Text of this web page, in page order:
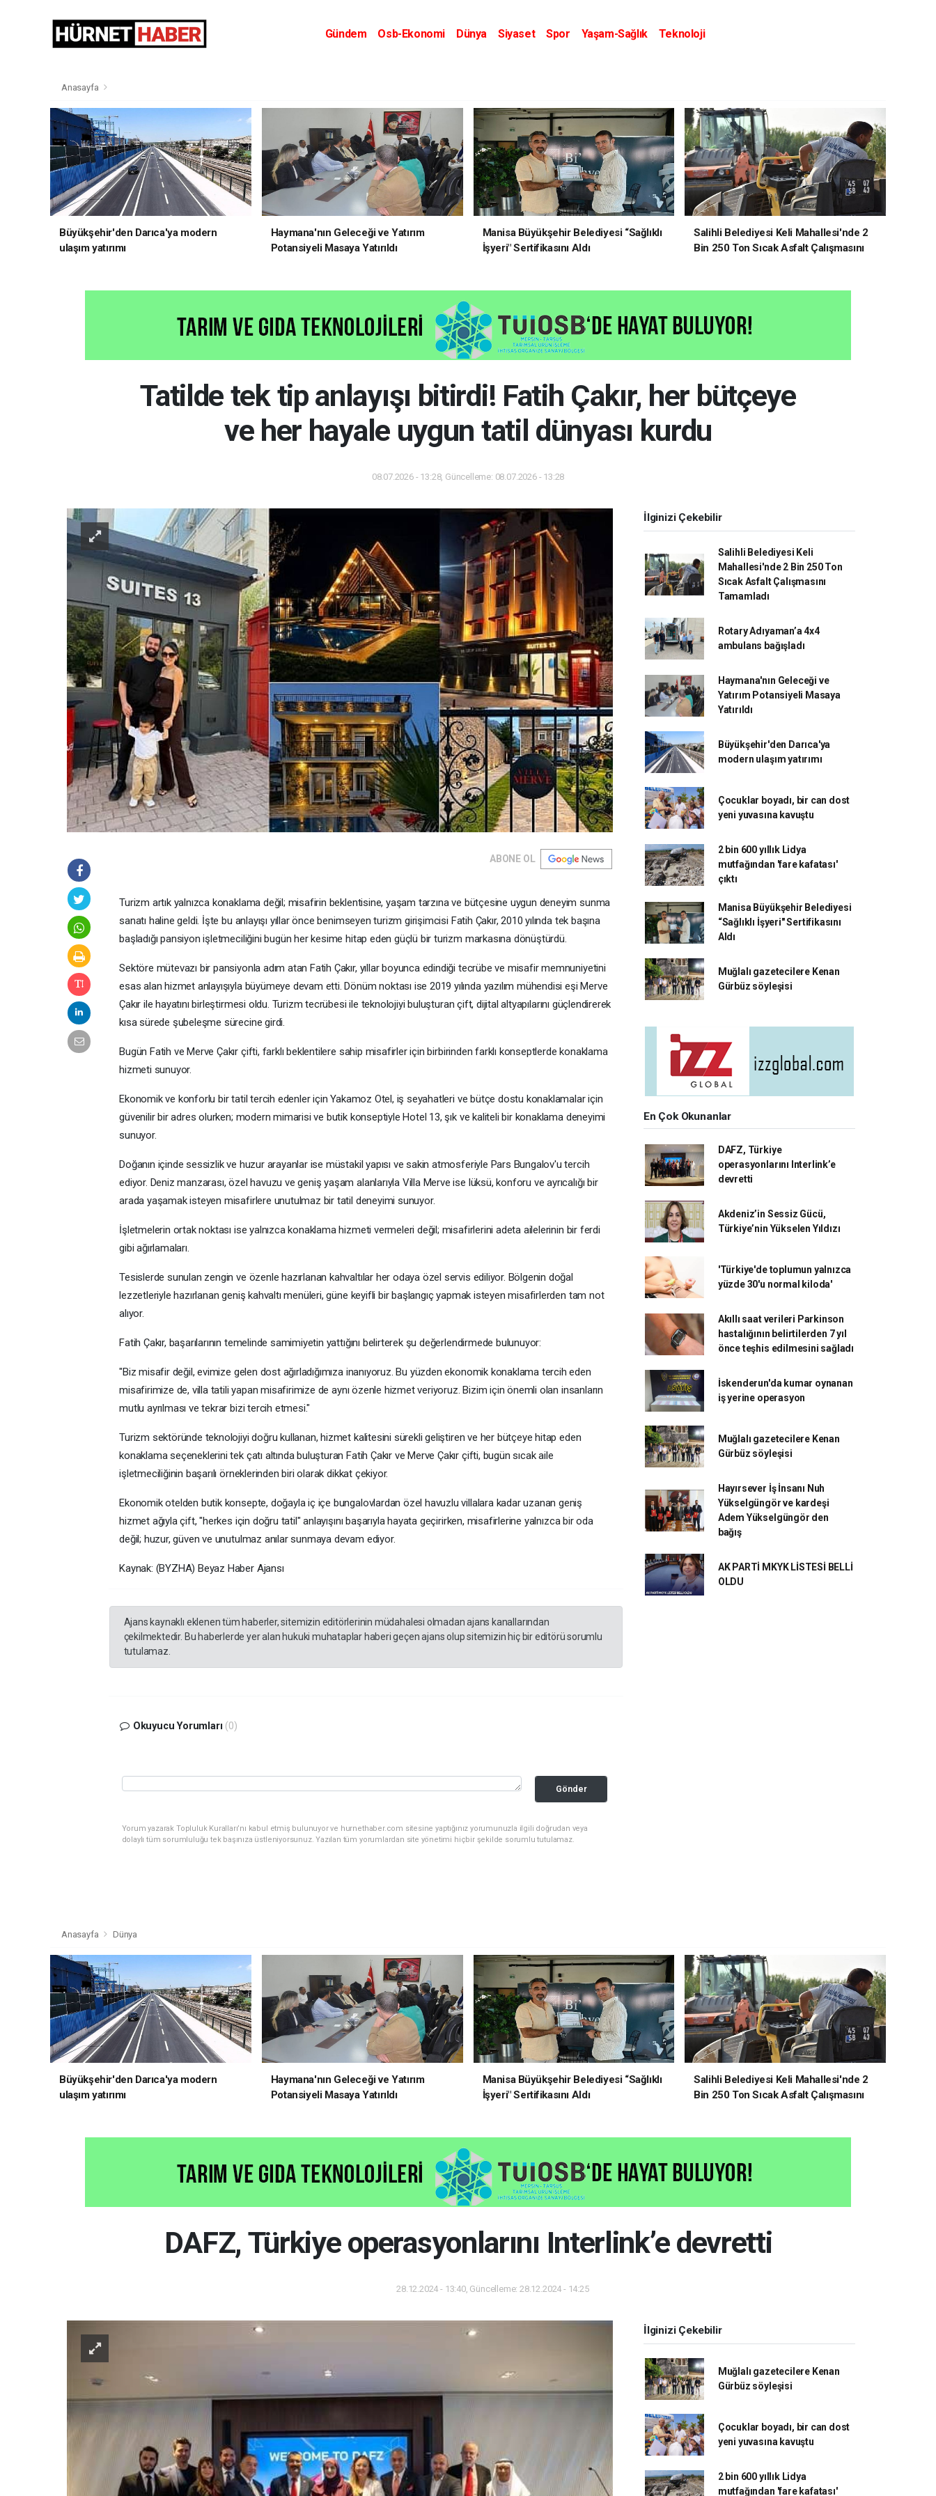
Gündem Osb-Ekonomi Dünya Siyaset Spor Yaşam-Sağlık
Teknoloji
Anasayfa
Büyükşehir'den Darıca'ya modern
ulaşım yatırımı
Haymana'nın Geleceği ve Yatırım
Potansiyeli Masaya Yatırıldı
Manisa Büyükşehir Belediyesi “Sağlıklı
İşyeri" Sertifikasını Aldı
Salihli Belediyesi Keli Mahallesi'nde 2
Bin 250 Ton Sıcak Asfalt Çalışmasını
Tatilde tek tip anlayışı bitirdi! Fatih Çakır, her bütçeye
ve her hayale uygun tatil dünyası kurdu
08.07.2026 - 13:28, Güncelleme: 08.07.2026 - 13:28
ABONE OL
Turizm artık yalnızca konaklama değil; misafirin beklentisine, yaşam tarzına ve bütçesine uygun deneyim sunma
sanatı haline geldi. İşte bu anlayışı yıllar önce benimseyen turizm girişimcisi Fatih Çakır, 2010 yılında tek başına
başladığı pansiyon işletmeciliğini bugün her kesime hitap eden güçlü bir turizm markasına dönüştürdü.
Sektöre mütevazı bir pansiyonla adım atan Fatih Çakır, yıllar boyunca edindiği tecrübe ve misafir memnuniyetini
esas alan hizmet anlayışıyla büyümeye devam etti. Dönüm noktası ise 2019 yılında yazılım mühendisi eşi Merve
Çakır ile hayatını birleştirmesi oldu. Turizm tecrübesi ile teknolojiyi buluşturan çift, dijital altyapılarını güçlendirerek
kısa sürede şubeleşme sürecine girdi.
Bugün Fatih ve Merve Çakır çifti, farklı beklentilere sahip misafirler için birbirinden farklı konseptlerde konaklama
hizmeti sunuyor.
Ekonomik ve konforlu bir tatil tercih edenler için Yakamoz Otel, iş seyahatleri ve bütçe dostu konaklamalar için
güvenilir bir adres olurken; modern mimarisi ve butik konseptiyle Hotel 13, şık ve kaliteli bir konaklama deneyimi
sunuyor.
Doğanın içinde sessizlik ve huzur arayanlar ise müstakil yapısı ve sakin atmosferiyle Pars Bungalov'u tercih
ediyor. Deniz manzarası, özel havuzu ve geniş yaşam alanlarıyla Villa Merve ise lüksü, konforu ve ayrıcalığı bir
arada yaşamak isteyen misafirlere unutulmaz bir tatil deneyimi sunuyor.
İşletmelerin ortak noktası ise yalnızca konaklama hizmeti vermeleri değil; misafirlerini adeta ailelerinin bir ferdi
gibi ağırlamaları.
Tesislerde sunulan zengin ve özenle hazırlanan kahvaltılar her odaya özel servis ediliyor. Bölgenin doğal
lezzetleriyle hazırlanan geniş kahvaltı menüleri, güne keyifli bir başlangıç yapmak isteyen misafirlerden tam not
alıyor.
Fatih Çakır, başarılarının temelinde samimiyetin yattığını belirterek şu değerlendirmede bulunuyor:
"Biz misafir değil, evimize gelen dost ağırladığımıza inanıyoruz. Bu yüzden ekonomik konaklama tercih eden
misafirimize de, villa tatili yapan misafirimize de aynı özenle hizmet veriyoruz. Bizim için önemli olan insanların
mutlu ayrılması ve tekrar bizi tercih etmesi."
Turizm sektöründe teknolojiyi doğru kullanan, hizmet kalitesini sürekli geliştiren ve her bütçeye hitap eden
konaklama seçeneklerini tek çatı altında buluşturan Fatih Çakır ve Merve Çakır çifti, bugün sıcak aile
işletmeciliğinin başarılı örneklerinden biri olarak dikkat çekiyor.
Ekonomik otelden butik konsepte, doğayla iç içe bungalovlardan özel havuzlu villalara kadar uzanan geniş
hizmet ağıyla çift, "herkes için doğru tatil" anlayışını başarıyla hayata geçirirken, misafirlerine yalnızca bir oda
değil; huzur, güven ve unutulmaz anılar sunmaya devam ediyor.
Kaynak: (BYZHA) Beyaz Haber Ajansı
Ajans kaynaklı eklenen tüm haberler, sitemizin editörlerinin müdahalesi olmadan ajans kanallarından
çekilmektedir. Bu haberlerde yer alan hukuki muhataplar haberi geçen ajans olup sitemizin hiç bir editörü sorumlu
tutulamaz.
Okuyucu Yorumları (0)
Gönder
Yorum yazarak Topluluk Kuralları’nı kabul etmiş bulunuyor ve hurnethaber.com sitesine yaptığınız yorumunuzla ilgili doğrudan veya
dolaylı tüm sorumluluğu tek başınıza üstleniyorsunuz. Yazılan tüm yorumlardan site yönetimi hiçbir şekilde sorumlu tutulamaz.
İlginizi Çekebilir
Salihli Belediyesi Keli
Mahallesi'nde 2 Bin 250 Ton
Sıcak Asfalt Çalışmasını
Tamamladı
Rotary Adıyaman’a 4x4
ambulans bağışladı
Haymana'nın Geleceği ve
Yatırım Potansiyeli Masaya
Yatırıldı
Büyükşehir'den Darıca'ya
modern ulaşım yatırımı
Çocuklar boyadı, bir can dost
yeni yuvasına kavuştu
2 bin 600 yıllık Lidya
mutfağından 'fare kafatası'
çıktı
Manisa Büyükşehir Belediyesi
“Sağlıklı İşyeri" Sertifikasını
Aldı
Muğlalı gazetecilere Kenan
Gürbüz söyleşisi
En Çok Okunanlar
DAFZ, Türkiye
operasyonlarını Interlink’e
devretti
Akdeniz’in Sessiz Gücü,
Türkiye’nin Yükselen Yıldızı
'Türkiye'de toplumun yalnızca
yüzde 30'u normal kiloda'
Akıllı saat verileri Parkinson
hastalığının belirtilerden 7 yıl
önce teşhis edilmesini sağladı
İskenderun'da kumar oynanan
iş yerine operasyon
Muğlalı gazetecilere Kenan
Gürbüz söyleşisi
Hayırsever İş İnsanı Nuh
Yükselgüngör ve kardeşi
Adem Yükselgüngör den
bağış
AK PARTİ MKYK LİSTESİ BELLİ
OLDU
Anasayfa Dünya
Büyükşehir'den Darıca'ya modern
ulaşım yatırımı
Haymana'nın Geleceği ve Yatırım
Potansiyeli Masaya Yatırıldı
Manisa Büyükşehir Belediyesi “Sağlıklı
İşyeri" Sertifikasını Aldı
Salihli Belediyesi Keli Mahallesi'nde 2
Bin 250 Ton Sıcak Asfalt Çalışmasını
DAFZ, Türkiye operasyonlarını Interlink’e devretti
28.12.2024 - 13:40, Güncelleme: 28.12.2024 - 14:25
İlginizi Çekebilir
Muğlalı gazetecilere Kenan
Gürbüz söyleşisi
Çocuklar boyadı, bir can dost
yeni yuvasına kavuştu
2 bin 600 yıllık Lidya
mutfağından 'fare kafatası'